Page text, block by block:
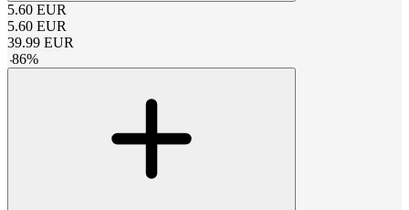
5.60 EUR
5.60 EUR
39.99 EUR
-86%